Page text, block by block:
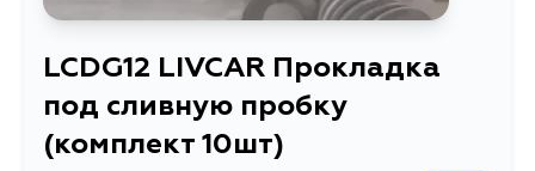
LCDG12 LIVCAR Прокладка
под сливную пробку
(комплект 10шт)